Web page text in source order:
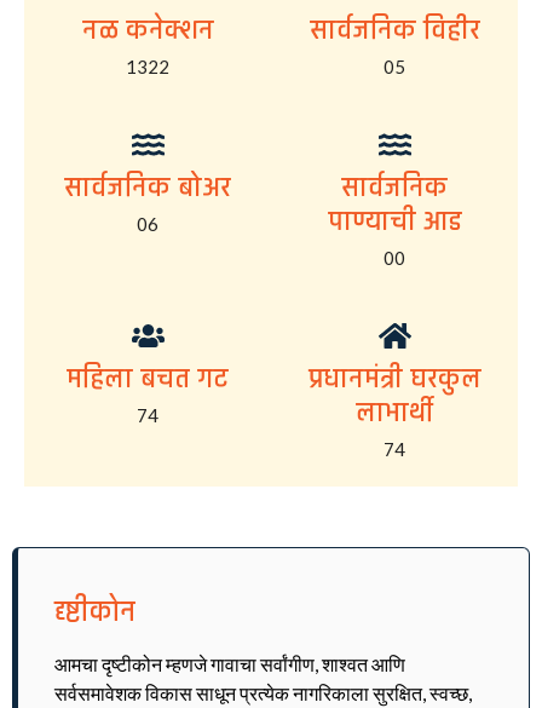
नळ कनेक्शन
1322
सार्वजनिक विहीर
05
सार्वजनिक बोअर
06
सार्वजनिक
पाण्याची आड
00
महिला बचत गट
74
प्रधानमंत्री घरकुल
लाभार्थी
74
दृष्टीकोन
आमचा दृष्टीकोन म्हणजे गावाचा सर्वांगीण, शाश्वत आणि
सर्वसमावेशक विकास साधून प्रत्येक नागरिकाला सुरक्षित, स्वच्छ,